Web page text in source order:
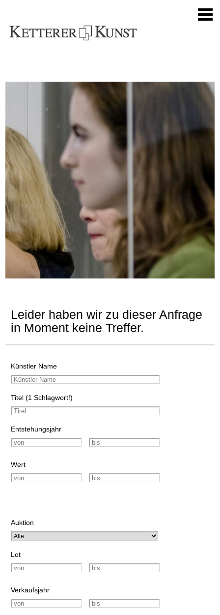
Leider haben wir zu dieser Anfrage
in Moment keine Treffer.
Künstler Name
Titel (1 Schlagwort!)
Entstehungsjahr
Wert
Auktion
Lot
Verkaufsjahr